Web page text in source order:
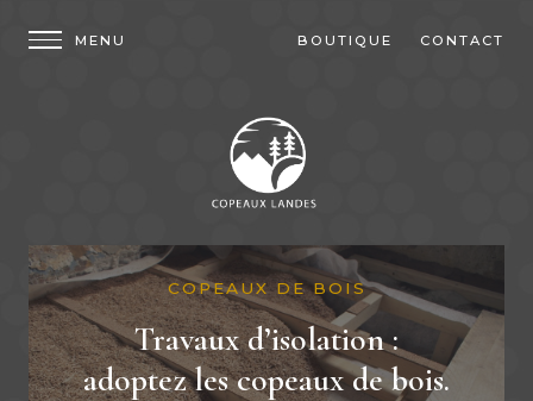
BOUTIQUE CONTACT
COPEAUX DE BOIS
Travaux d’isolation :
adoptez les copeaux de bois.